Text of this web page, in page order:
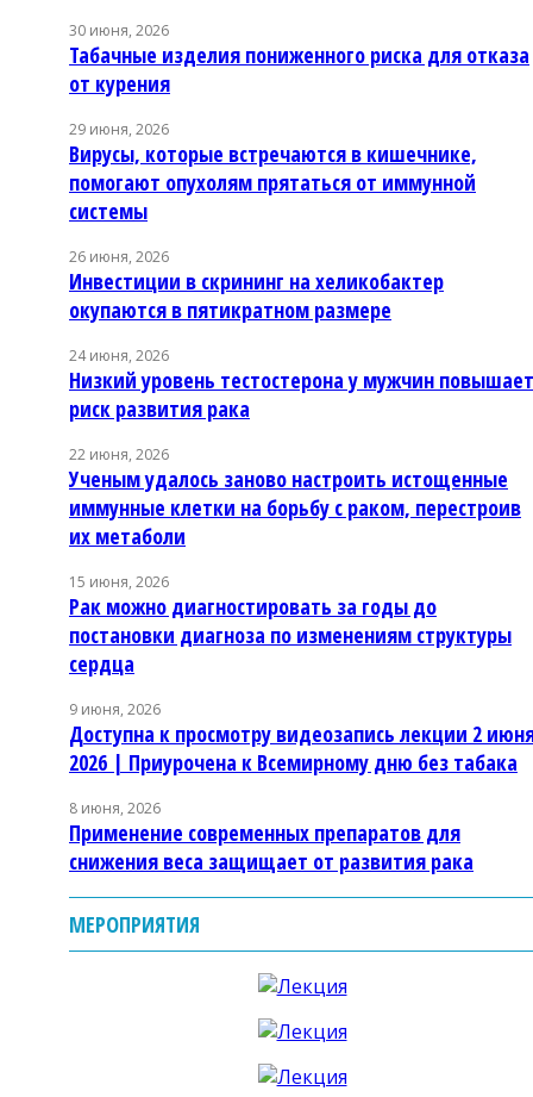
30 июня, 2026
Табачные изделия пониженного риска для отказа
от курения
29 июня, 2026
Вирусы, которые встречаются в кишечнике,
помогают опухолям прятаться от иммунной
системы
26 июня, 2026
Инвестиции в скрининг на хеликобактер
окупаются в пятикратном размере
24 июня, 2026
Низкий уровень тестостерона у мужчин повышает
риск развития рака
22 июня, 2026
Ученым удалось заново настроить истощенные
иммунные клетки на борьбу с раком, перестроив
их метаболи
15 июня, 2026
Рак можно диагностировать за годы до
постановки диагноза по изменениям структуры
сердца
9 июня, 2026
Доступна к просмотру видеозапись лекции 2
2026 | Приурочена к Всемирному дню без табака
8 июня, 2026
Применение современных препаратов для
снижения веса защищает от развития рака
МЕРОПРИЯТИЯ